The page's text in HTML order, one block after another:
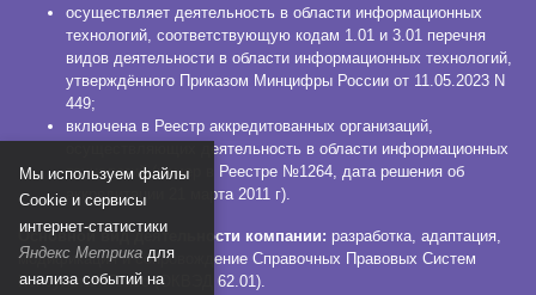
осуществляет деятельность в области информационных
технологий, соответствующую кодам 1.01 и 3.01 перечня
видов деятельности в области информационных технологий,
утверждённого Приказом Минцифры России от 11.05.2023 N
449;
включена в Реестр аккредитованных организаций,
осуществляющих деятельность в области информационных
технологий (номер в Реестре №1264, дата решения об
аккредитации 21 марта 2011 г).
Основной вид деятельности компании: разработка, адаптация,
модификация и сопровождение Справочных Правовых Систем
КонсультантПлюс (ОКВЭД 62.01).
Мы используем файлы
Сookie и сервисы
интернет-статистики
Яндекс Метрика для
анализа событий на